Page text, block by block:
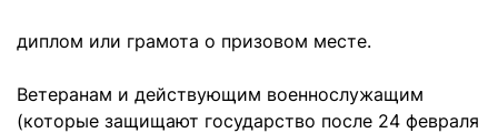
диплом или грамота о призовом месте.
Ветеранам и действующим военнослужащим
(которые защищают государство после 24 февраля